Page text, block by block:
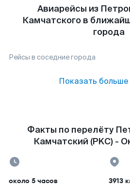
Авиарейсы из
Камчатского в
города
Рейсы в соседние города
Показать больше
Факты по перелёту
Камчатский (PKC) -
около 5 часов 3913